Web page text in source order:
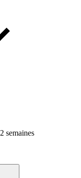
semaines